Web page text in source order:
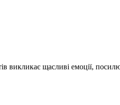
викликає щасливі емоції,